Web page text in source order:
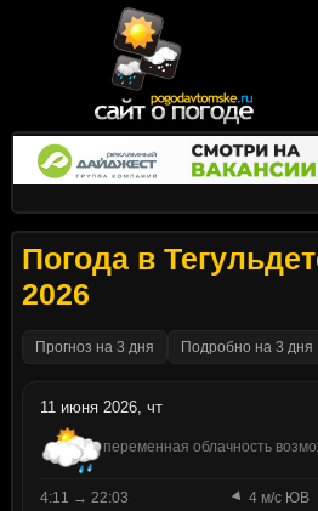
Погода в
2026
Прогноз на 3 дня Подробно на 3 дня
11 июня 2026, чт
переменная облачность
4:11 → 22:03
4 м/с ЮВ